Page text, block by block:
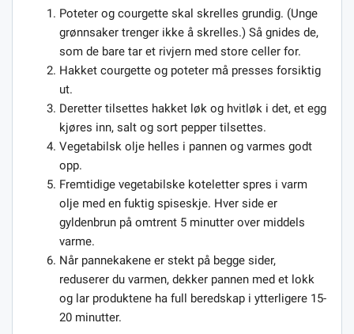
Poteter og courgette skal skrelles grundig. (Unge
grønnsaker trenger ikke å skrelles.) Så gnides de,
som de bare tar et rivjern med store celler for.
Hakket courgette og poteter må presses forsiktig
ut.
Deretter tilsettes hakket løk og hvitløk i det, et egg
kjøres inn, salt og sort pepper tilsettes.
Vegetabilsk olje helles i pannen og varmes godt
opp.
Fremtidige vegetabilske koteletter spres i varm
olje med en fuktig spiseskje. Hver side er
gyldenbrun på omtrent 5 minutter over middels
varme.
Når pannekakene er stekt på begge sider,
reduserer du varmen, dekker pannen med et lokk
og lar produktene ha full beredskap i ytterligere 15-
20 minutter.